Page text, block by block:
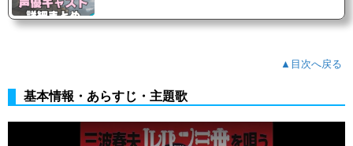
▲目次へ戻る
基本情報・あらすじ・主題歌